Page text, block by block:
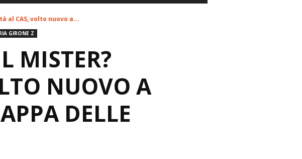
al CAS, volto nuovo a...
GIRONE Z
MISTER?
NUOVO A
DELLE